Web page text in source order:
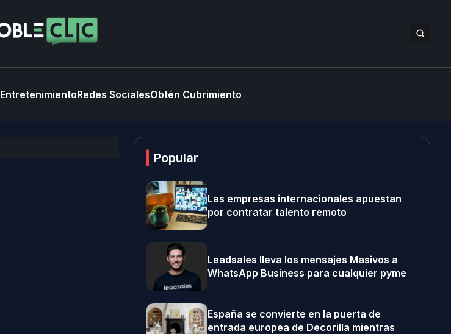
EntretenimientoRedes SocialesObtén Cubrimiento
Popular
Las empresas internacionales apuestan
por contratar talento remoto
Leadsales lleva los mensajes Masivos a
WhatsApp Business para cualquier pyme
España se convierte en la puerta de
entrada europea de Decorilla mientras